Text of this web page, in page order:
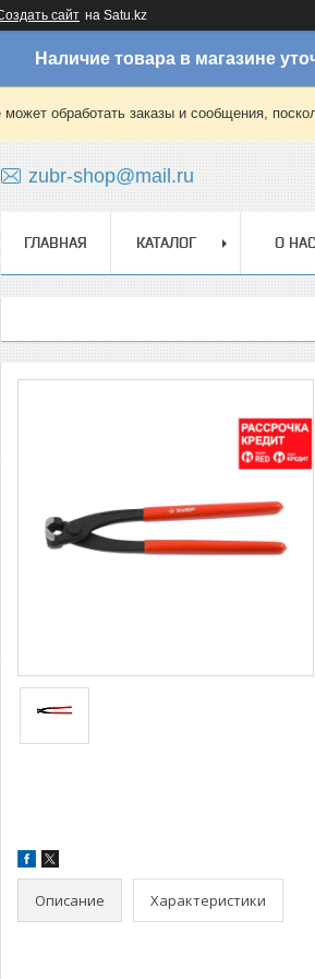
сайт на Satu.kz
Наличие товара в магазине
обработать заказы и сообщения,
zubr-shop@mail.ru
ГЛАВНАЯ КАТАЛОГ О НАС
Описание Характеристики